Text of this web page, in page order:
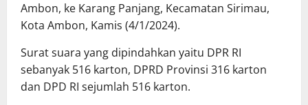
Ambon, ke Karang Panjang, Kecamatan Sirimau,
Kota Ambon, Kamis (4/1/2024).
Surat suara yang dipindahkan yaitu DPR RI
sebanyak 516 karton, DPRD Provinsi 316 karton
dan DPD RI sejumlah 516 karton.